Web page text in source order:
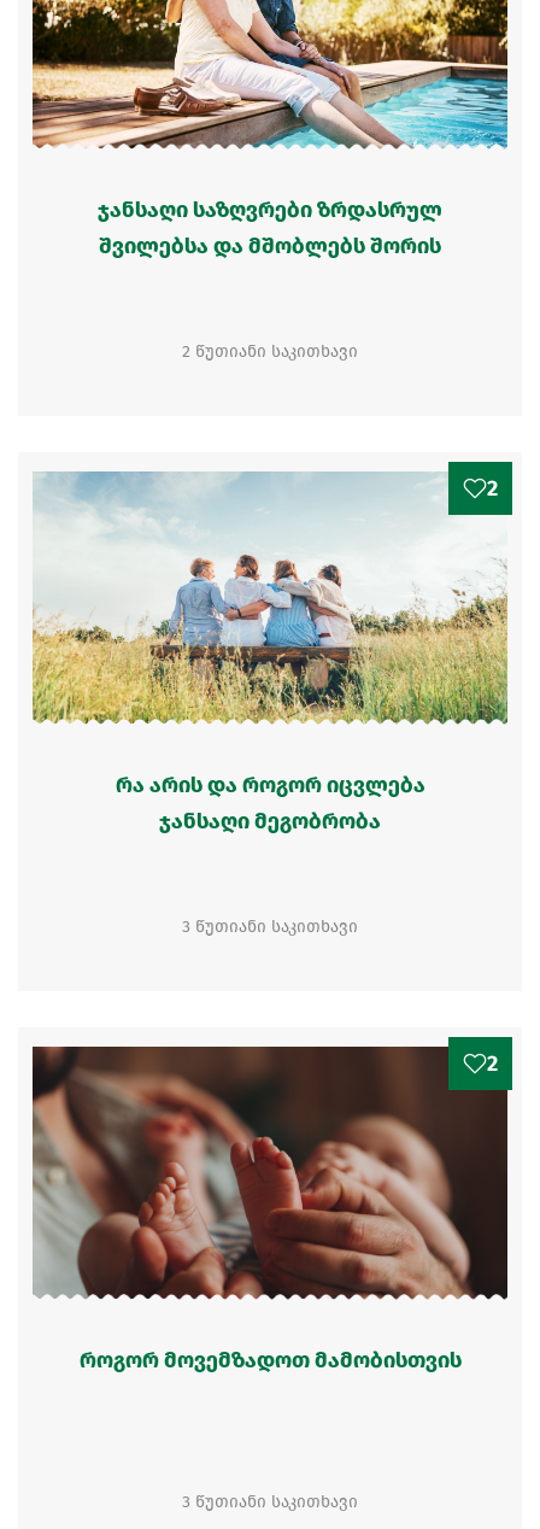
ჯანსაღი საზღვრები ზრდასრულ
შვილებსა და მშობლებს შორის
2 წუთიანი საკითხავი
2
რა არის და როგორ იცვლება
ჯანსაღი მეგობრობა
3 წუთიანი საკითხავი
2
როგორ მოვემზადოთ მამობისთვის
3 წუთიანი საკითხავი